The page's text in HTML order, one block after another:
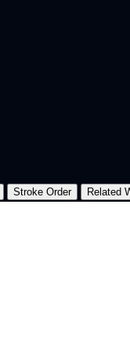
Stroke Order Related